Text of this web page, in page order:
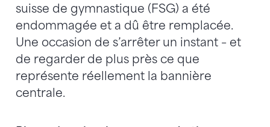
suisse de gymnastique (FSG) a été
endommagée et a dû être remplacée.
Une occasion de s’arrêter un instant – et
de regarder de plus près ce que
représente réellement la bannière
centrale.